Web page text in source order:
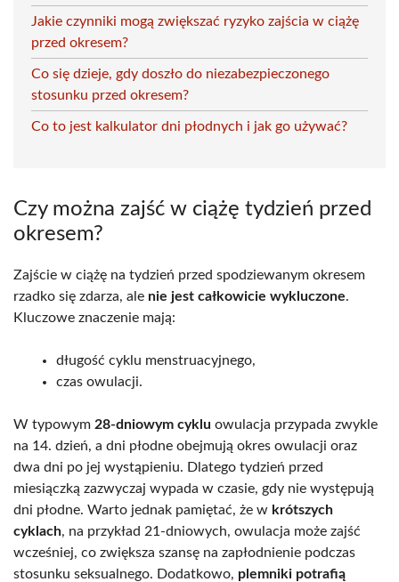
Jakie czynniki mogą zwiększać ryzyko zajścia w ciążę
przed okresem?
Co się dzieje, gdy doszło do niezabezpieczonego
stosunku przed okresem?
Co to jest kalkulator dni płodnych i jak go używać?
Czy można zajść w ciążę tydzień przed
okresem?
Zajście w ciążę na tydzień przed spodziewanym okresem
rzadko się zdarza, ale nie jest całkowicie wykluczone.
Kluczowe znaczenie mają:
długość cyklu menstruacyjnego,
czas owulacji.
W typowym 28-dniowym cyklu owulacja przypada zwykle
na 14. dzień, a dni płodne obejmują okres owulacji oraz
dwa dni po jej wystąpieniu. Dlatego tydzień przed
miesiączką zazwyczaj wypada w czasie, gdy nie występują
dni płodne. Warto jednak pamiętać, że w krótszych
cyklach, na przykład 21-dniowych, owulacja może zajść
wcześniej, co zwiększa szansę na zapłodnienie podczas
stosunku seksualnego. Dodatkowo, plemniki potrafią